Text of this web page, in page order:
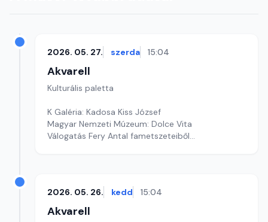
2026. 05. 27. szerda 15:04
Akvarell
Kulturális paletta
K Galéria: Kadosa Kiss József
Magyar Nemzeti Múzeum: Dolce Vita
Válogatás Fery Antal fametszeteiből
2026. 05. 26. kedd 15:04
Akvarell